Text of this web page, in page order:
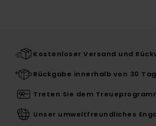
Kostenloser Versand und
Rückgabe innerhalb von 30
Treten Sie dem
Unser umweltfreundliches